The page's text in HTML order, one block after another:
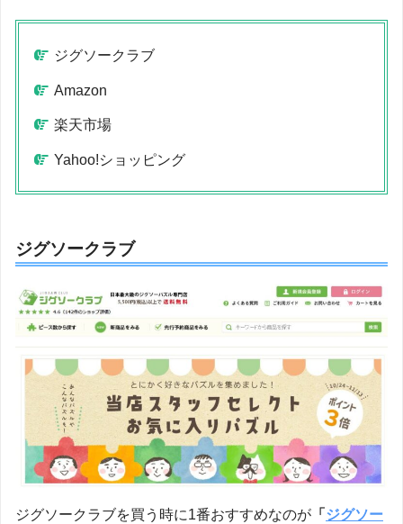
ジグソークラブ
Amazon
楽天市場
Yahoo!ショッピング
ジグソークラブ
ジグソークラブを買う時に1番おすすめなのが 「 ジグソー